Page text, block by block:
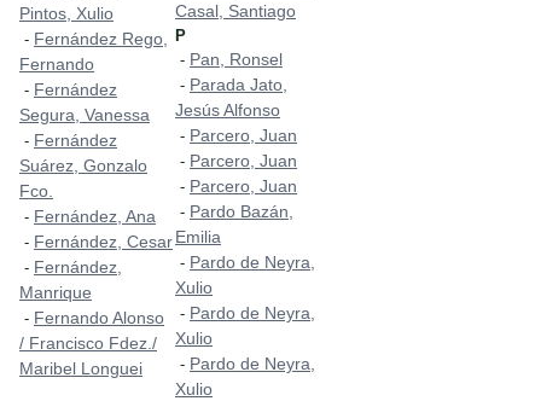
Pintos, Xulio
- Fernández Rego,
Fernando
- Fernández
Segura, Vanessa
- Fernández
Suárez, Gonzalo
Fco.
- Fernández, Ana
- Fernández, Cesar
- Fernández,
Manrique
- Fernando Alonso
/ Francisco Fdez./
Maribel Longuei
Casal, Santiago
P
- Pan, Ronsel
- Parada Jato,
Jesús Alfonso
- Parcero, Juan
- Parcero, Juan
- Parcero, Juan
- Pardo Bazán,
Emilia
- Pardo de Neyra,
Xulio
- Pardo de Neyra,
Xulio
- Pardo de Neyra,
Xulio